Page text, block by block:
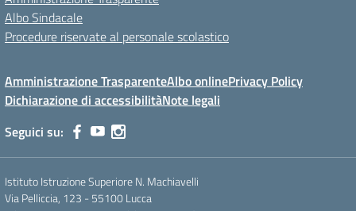
Albo Sindacale
Procedure riservate al personale scolastico
Amministrazione TrasparenteAlbo onlinePrivacy Policy
Dichiarazione di accessibilitàNote legali
Seguici su:
Istituto Istruzione Superiore N. Machiavelli
Via Pelliccia, 123 - 55100 Lucca